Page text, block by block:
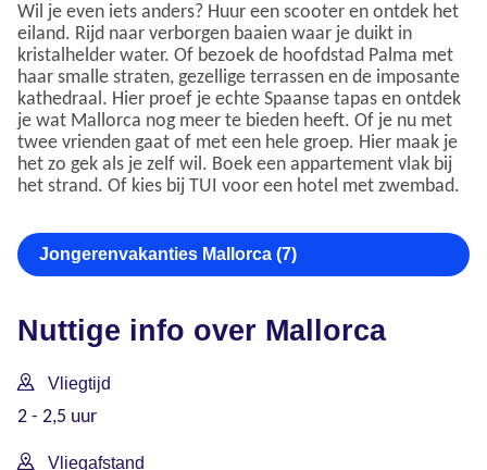
Wil je even iets anders? Huur een scooter en ontdek het
eiland. Rijd naar verborgen baaien waar je duikt in
kristalhelder water. Of bezoek de hoofdstad Palma met
haar smalle straten, gezellige terrassen en de imposante
kathedraal. Hier proef je echte Spaanse tapas en ontdek
je wat Mallorca nog meer te bieden heeft. Of je nu met
twee vrienden gaat of met een hele groep. Hier maak je
het zo gek als je zelf wil. Boek een appartement vlak bij
het strand. Of kies bij TUI voor een hotel met zwembad.
Jongerenvakanties Mallorca (7)
Nuttige info over Mallorca
Vliegtijd
2 - 2,5 uur
Vliegafstand